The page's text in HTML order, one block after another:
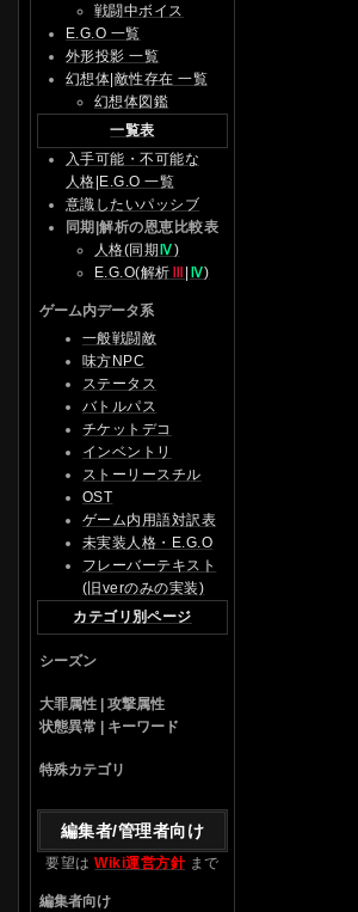
戦闘中ボイス
E.G.O 一覧
外形投影 一覧
幻想体|敵性存在 一覧
幻想体図鑑
一覧表
入手可能・不可能な
人格|E.G.O 一覧
意識したいパッシブ
同期|解析の恩恵比較表
人格(同期Ⅳ)
E.G.O(解析 Ⅲ | Ⅳ)
ゲーム内データ系
一般戦闘敵
味方NPC
ステータス
バトルパス
チケットデコ
インベントリ
ストーリースチル
OST
ゲーム内用語対訳表
未実装人格・E.G.O
フレーバーテキスト
(旧verのみの実装)
カテゴリ別ページ
シーズン
大罪属性 | 攻撃属性
状態異常 | キーワード
特殊カテゴリ
編集者/管理者向け
要望はWiki運営方針まで
編集者向け